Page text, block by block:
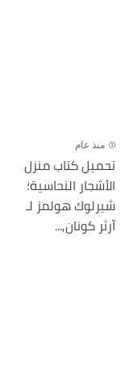
منذ عام
تحميل كتاب منزل
الأشجار النحاسية؛
شيرلوك هولمز لـ
آرثر كونان,...